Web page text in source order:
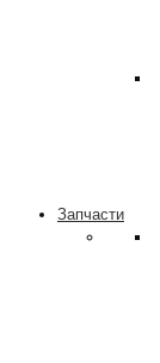
Запчасти